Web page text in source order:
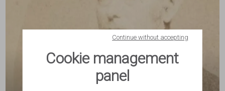
Cookie management
panel
Continue without accepting